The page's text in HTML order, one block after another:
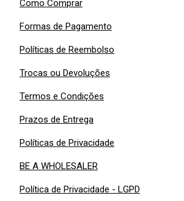
Como Comprar
Formas de Pagamento
Políticas de Reembolso
Trocas ou Devoluções
Termos e Condições
Prazos de Entrega
Políticas de Privacidade
BE A WHOLESALER
Política de Privacidade - LGPD